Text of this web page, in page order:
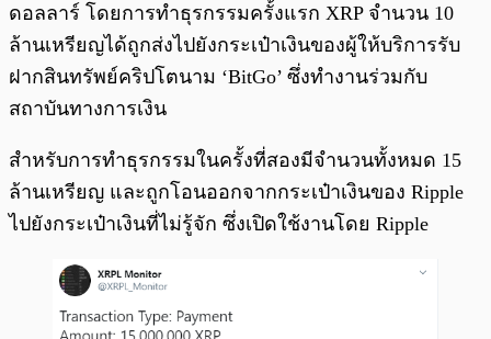
ดอลลาร์ โดยการทำธุรกรรมครั้งแรก XRP จำนวน 10
ล้านเหรียญได้ถูกส่งไปยังกระเป๋าเงินของผู้ให้บริการรับ
ฝากสินทรัพย์คริปโตนาม ‘BitGo’ ซึ่งทำงานร่วมกับ
สถาบันทางการเงิน
สำหรับการทำธุรกรรมในครั้งที่สองมีจำนวนทั้งหมด 15
ล้านเหรียญ และถูกโอนออกจากกระเป๋าเงินของ Ripple
ไปยังกระเป๋าเงินที่ไม่รู้จัก ซึ่งเปิดใช้งานโดย Ripple